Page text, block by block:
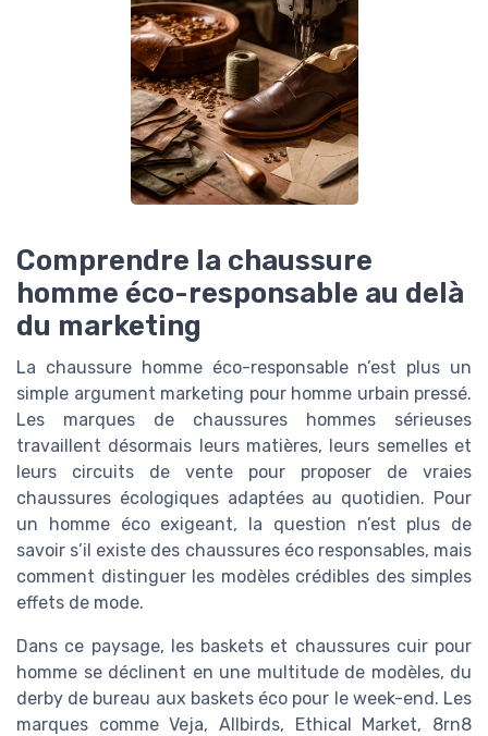
Comprendre la chaussure
homme éco-responsable au delà
du marketing
La chaussure homme éco-responsable n’est plus un
simple argument marketing pour homme urbain pressé.
Les marques de chaussures hommes sérieuses
travaillent désormais leurs matières, leurs semelles et
leurs circuits de vente pour proposer de vraies
chaussures écologiques adaptées au quotidien. Pour
un homme éco exigeant, la question n’est plus de
savoir s’il existe des chaussures éco responsables, mais
comment distinguer les modèles crédibles des simples
effets de mode.
Dans ce paysage, les baskets et chaussures cuir pour
homme se déclinent en une multitude de modèles, du
derby de bureau aux baskets éco pour le week-end. Les
marques comme Veja, Allbirds, Ethical Market, 8rn8